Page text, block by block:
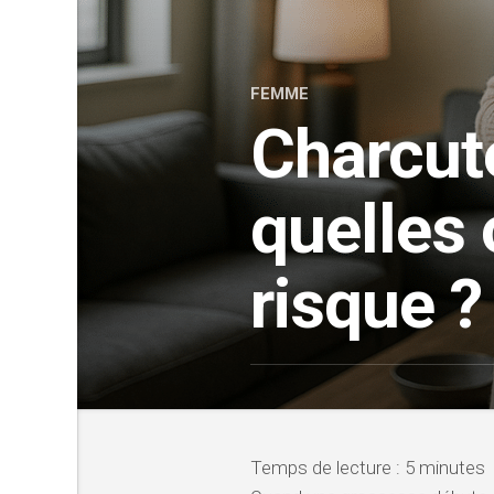
FEMME
quelles
risque ?
Temps de lecture : 5 minutes